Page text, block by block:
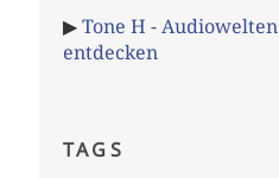
▶Tone H - Audiowelten
entdecken
TAGS